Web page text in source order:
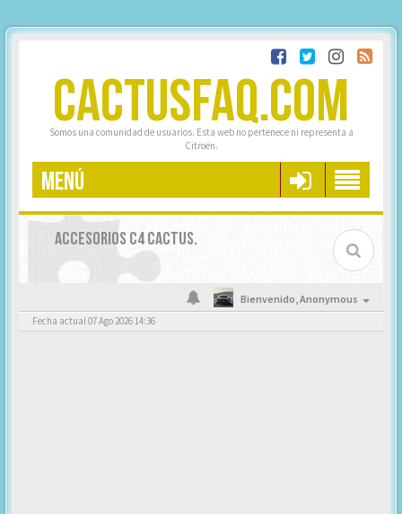
CACTUSFAQ.COM
Somos una comunidad de usuarios. Esta web no pertenece ni representa a
Citroën.
MENÚ
ACCESORIOS C4 CACTUS.
Bienvenido,Anonymous
Fecha actual 07 Ago 2026 14:36